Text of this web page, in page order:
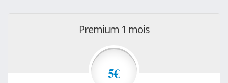
Premium 1 mois
5€